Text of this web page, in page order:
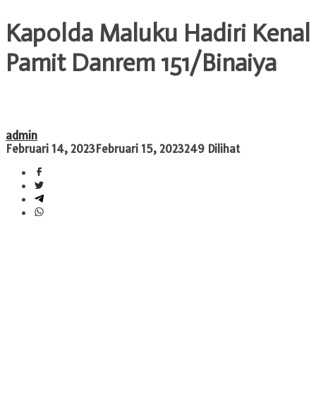
Kapolda Maluku Hadiri Kenal
Pamit Danrem 151/Binaiya
admin
Februari 14, 2023Februari 15, 2023249 Dilihat